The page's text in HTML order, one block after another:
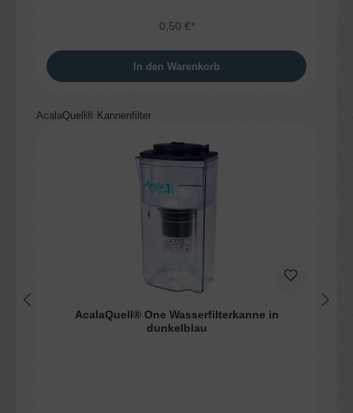
0,50 €*
In den Warenkorb
Produktgalerie überspringen
AcalaQuell® Kannenfilter
AcalaQuell® One Wasserfilterkanne in
dunkelblau